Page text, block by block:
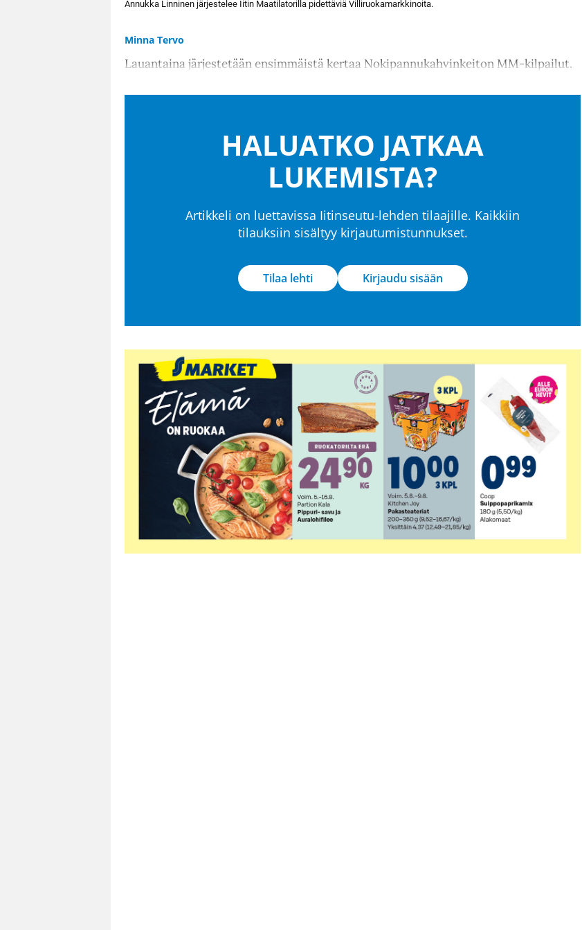
Annukka Linninen järjestelee Iitin Maatilatorilla pidettäviä Villiruokamarkkinoita.
Minna Tervo
Lauantaina järjestetään ensimmäistä kertaa Nokipannukahvinkeiton MM-kilpailut.
HALUATKO JATKAA
LUKEMISTA?
Artikkeli on luettavissa Iitinseutu-lehden tilaajille. Kaikkiin
tilauksiin sisältyy kirjautumistunnukset.
Tilaa lehti Kirjaudu sisään